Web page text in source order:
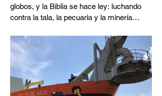
globos, y la Biblia se hace ley: luchando
contra la tala, la pecuaria y la minería